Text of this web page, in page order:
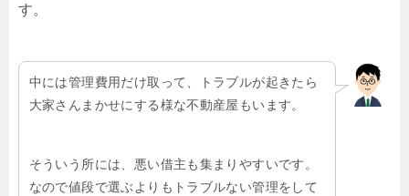
す。
中には管理費用だけ取って、トラブルが起きたら
大家さんまかせにする様な不動産屋もいます。
そういう所には、悪い借主も集まりやすいです。
なので値段で選ぶよりもトラブルない管理をして